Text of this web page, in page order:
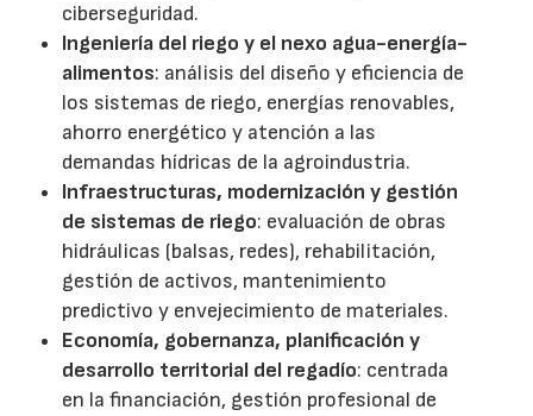
ciberseguridad.
Ingeniería del riego y el nexo agua-energía-
alimentos: análisis del diseño y eficiencia de
los sistemas de riego, energías renovables,
ahorro energético y atención a las
demandas hídricas de la agroindustria.
Infraestructuras, modernización y gestión
de sistemas de riego: evaluación de obras
hidráulicas (balsas, redes), rehabilitación,
gestión de activos, mantenimiento
predictivo y envejecimiento de materiales.
Economía, gobernanza, planificación y
desarrollo territorial del regadío: centrada
en la financiación, gestión profesional de